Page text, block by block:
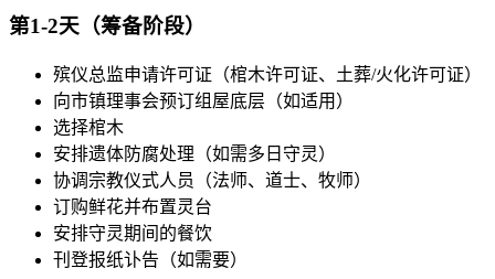
第1-2天（筹备阶段）
殡仪总监申请许可证（棺木许可证、土葬/火化许可证）
向市镇理事会预订组屋底层（如适用）
选择棺木
安排遗体防腐处理（如需多日守灵）
协调宗教仪式人员（法师、道士、牧师）
订购鲜花并布置灵台
安排守灵期间的餐饮
刊登报纸讣告（如需要）